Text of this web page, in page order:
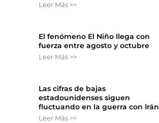
Leer Más >>
El fenómeno El Niño llega con
fuerza entre agosto y octubre
Leer Más >>
Las cifras de bajas
estadounidenses siguen
fluctuando en la guerra con Irán
Leer Más >>